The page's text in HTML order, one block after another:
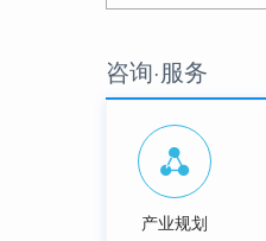
咨询·服务
产业规划